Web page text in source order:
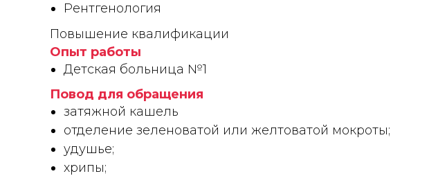
Рентгенология
Повышение квалификации
Опыт работы
Детская больница №1
Повод для обращения
затяжной кашель
отделение зеленоватой или желтоватой мокроты;
удушье;
хрипы;